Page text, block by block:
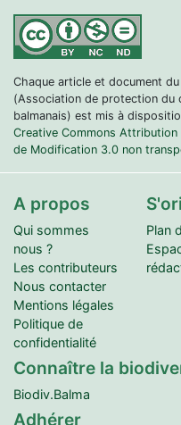
Chaque article et document du
(Association de protection du
balmanais) est mis à
Creative Commons
de Modification 3.0 non
A propos
Qui sommes
nous ?
Les contributeurs
Nous contacter
Mentions légales
Politique de
confidentialité
Plan
Connaître la
Biodiv.Balma
Adhérer